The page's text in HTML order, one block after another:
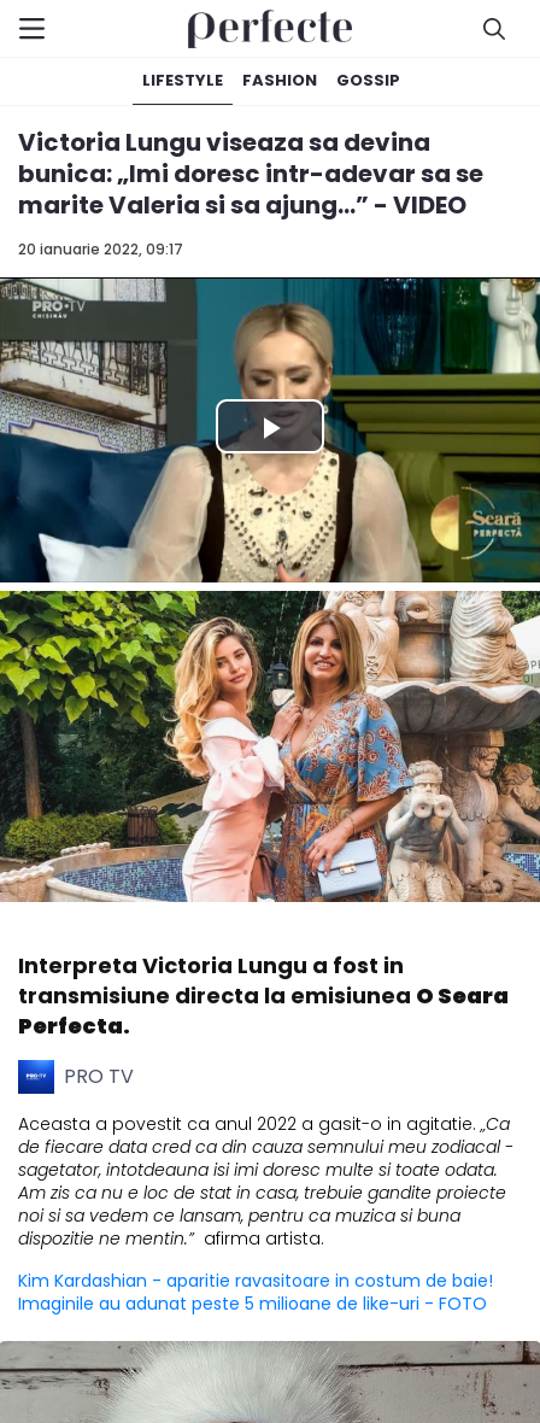
LIFESTYLE FASHION GOSSIP
20 ianuarie 2022, 09:17
Victoria Lungu viseaza sa devina
bunica: „Imi doresc intr-adevar sa se
marite Valeria si sa ajung...” - VIDEO
Interpreta Victoria Lungu a fost in
transmisiune directa la emisiunea O Seara
Perfecta.
PRO TV
Aceasta a povestit ca anul 2022 a gasit-o in agitatie.„Ca
de fiecare data cred ca din cauza semnului meu zodiacal -
sagetator, intotdeauna isi imi doresc multe si toate odata.
Am zis ca nu e loc de stat in casa, trebuie gandite proiecte
noi si sa vedem ce lansam, pentru ca muzica si buna
dispozitie ne mentin.” afirma artista.
Kim Kardashian - aparitie ravasitoare in costum de baie!
Imaginile au adunat peste 5 milioane de like-uri - FOTO